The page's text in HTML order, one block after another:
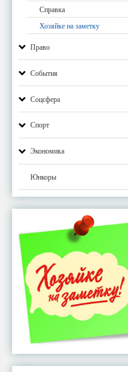
Справка
Хозяйке на заметку
Право
События
Соцсфера
Спорт
Экономика
Юнкоры